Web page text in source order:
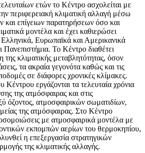
ετών το Κέντρο ασχολείται με
περιφερειακή κλιματική αλλαγή μέσω
και επίγειων παρατηρήσεων όσο και
μοντέλα και έχει καθιερώσει
Ευρωπαϊκά και Αμερικανικά
Πανεπιστήμια. Το Κέντρο διαθέτει
της κλιματικής μεταβλητότητας, όσον
τα ακραία γεγονότα καθώς και τις
σε διάφορες χρονικές κλίμακες.
Κέντρου εργάζονται τα τελευταία χρόνια
της ατμόσφαιρας και στις
όζοντος, ατμοσφαιρικών σωματιδίων,
της ατμόσφαιρας. Στο Κέντρο
με ατμοσφαιρικά μοντέλα με
εκπομπών αερίων του θερμοκηπίου,
η επεξεργασία στρατηγικών
της κλιματικής αλλαγής.